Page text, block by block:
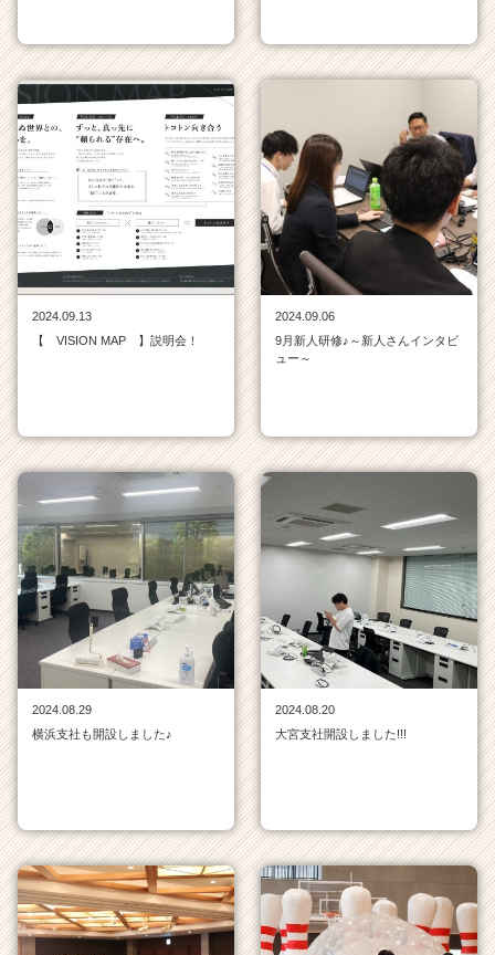
キ
ャ
リ
ア
（C
h
e
r
a
e
2024.09.13
【 VISION MAP 】説明会！
2024.09.06
9月新人研修♪～新人さんインタビ
ュー～
2024.08.29
横浜支社も開設しました♪
2024.08.20
大宮支社開設しました!!!